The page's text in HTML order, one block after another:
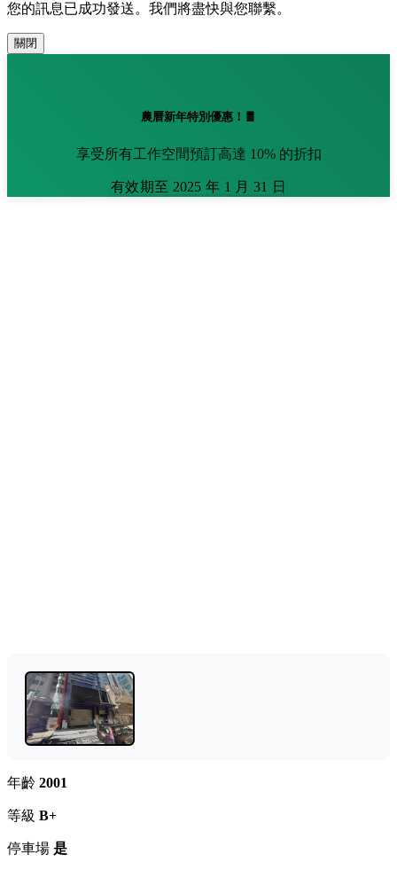
您的訊息已成功發送。我們將盡快與您聯繫。
關閉
農曆新年特別優惠！🧧
享受所有工作空間預訂高達 10% 的折扣
有效期至 2025 年 1 月 31 日
年齡 2001
等級 B+
停車場 是